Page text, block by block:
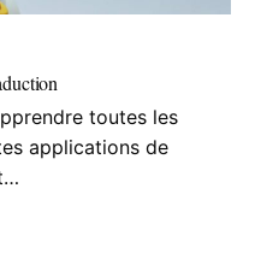
toutes les
applications de